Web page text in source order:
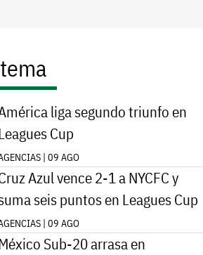
liga segundo triunfo en
Cup
| 09 AGO
Azul vence 2-1 a NYCFC y
seis puntos en Leagues Cup
| 09 AGO
Sub-20 arrasa en